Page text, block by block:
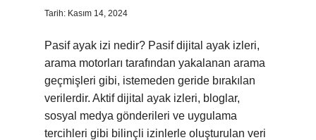
Tarih: Kasım 14, 2024
Pasif ayak izi nedir? Pasif dijital ayak izleri,
arama motorları tarafından yakalanan arama
geçmişleri gibi, istemeden geride bırakılan
verilerdir. Aktif dijital ayak izleri, bloglar,
sosyal medya gönderileri ve uygulama
tercihleri ​​gibi bilinçli izinlerle oluşturulan veri